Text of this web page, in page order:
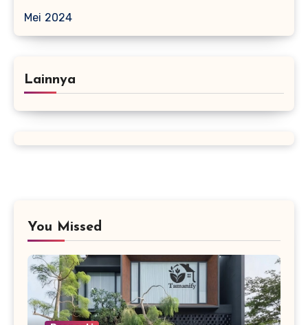
Mei 2024
Lainnya
You Missed